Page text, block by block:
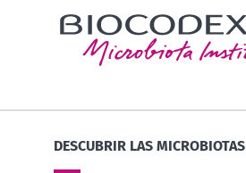
DESCUBRIR LAS MICROBIOTAS